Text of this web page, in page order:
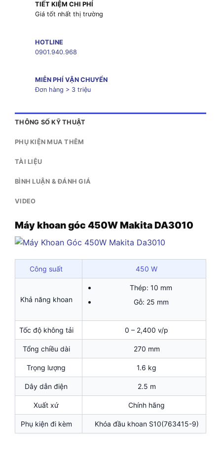
TIẾT KIỆM CHI PHÍ
Giá tốt nhất thị trường
HOTLINE
0901.940.968
MIỄN PHÍ VẬN CHUYỂN
Đơn hàng > 3 triệu
THÔNG SỐ KỸ THUẬT
PHỤ KIỆN MUA THÊM
TÀI LIỆU
BÌNH LUẬN & ĐÁNH GIÁ
VIDEO
Máy khoan góc 450W Makita DA3010
Công suất 450 W
Khả năng khoan
Thép: 10 mm
Gỗ: 25 mm
Tốc độ không tải 0 – 2,400 v/p
Tổng chiều dài 270 mm
Trọng lượng 1.6 kg
Dây dẫn điện 2.5 m
Xuất xứ Chính hãng
Phụ kiện đi kèm Khóa đầu khoan S10(763415-9)